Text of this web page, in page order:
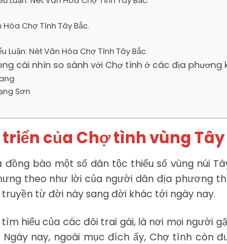
Hóa Chợ Tình Tây Bắc.
Luận: Nét Văn Hóa Chợ Tình Tây Bắc.
cái nhìn so sánh với Chợ tình ở các địa phương
Sơn
của Chợ tình vùng Tây
bào một số dân tộc thiểu số vùng núi
theo như lời của người dân địa phương
từ đời này sang đời khác tới ngày nay.
hiểu của các đôi trai gái, là nơi mọi người
nay, ngoài mục đích ấy, Chợ tình còn